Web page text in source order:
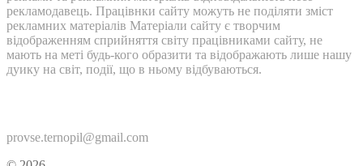
рекламодавець. Працівнки сайту можуть не поділяти зміст
рекламних матеріалів Матеріали сайту є творчим
відображенням сприйняття світу працівниками сайту, не
мають на меті будь-кого образити та відображають лише нашу
дуику на світ, події, що в ньому відбуваються.
provse.ternopil@gmail.com